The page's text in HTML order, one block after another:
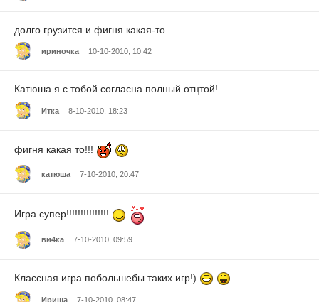
долго грузится и фигня какая-то
ириночка 10-10-2010, 10:42
Катюша я с тобой согласна полный отцтой!
Итка 8-10-2010, 18:23
фигня какая то!!!
катюша 7-10-2010, 20:47
Игра супер!!!!!!!!!!!!!!!
ви4ка 7-10-2010, 09:59
Классная игра побольшебы таких игр!)
Ириша 7-10-2010, 08:47